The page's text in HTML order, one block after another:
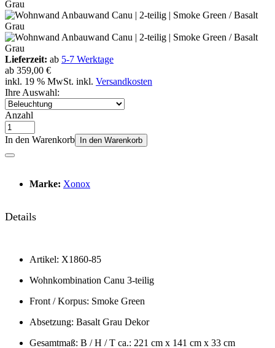
Lieferzeit: ab 5-7 Werktage
ab 359,00 €
inkl. 19 % MwSt. inkl. Versandkosten
Ihre Auswahl:
Anzahl
In den Warenkorb In den Warenkorb
Marke: Xonox
Details
Artikel: X1860-85
Wohnkombination Canu 3-teilig
Front / Korpus: Smoke Green
Absetzung: Basalt Grau Dekor
Gesamtmaß: B / H / T ca.: 221 cm x 141 cm x 33 cm